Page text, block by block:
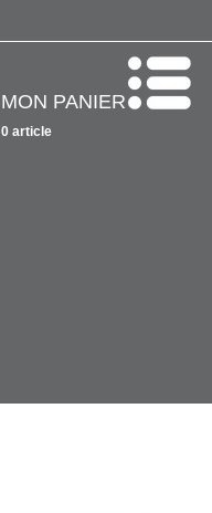
MON PANIER
0 article